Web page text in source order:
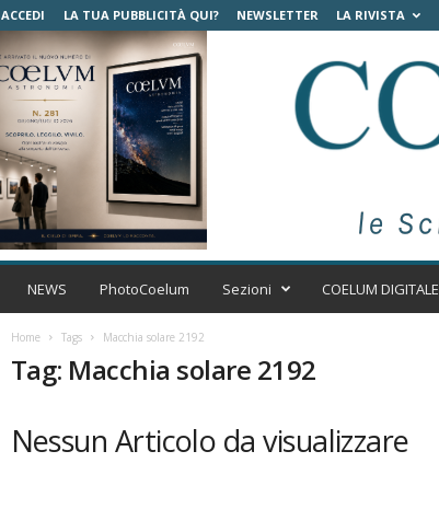
ACCEDI LA TUA PUBBLICITÀ QUI? NEWSLETTER LA RIVISTA
C
m
t
NEWS PhotoCoelum Sezioni COELUM DIGITALE
Home Tags Macchia solare 2192
Tag: Macchia solare 2192
Nessun Articolo da visualizzare